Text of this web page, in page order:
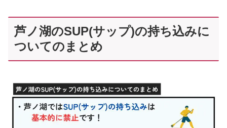
芦ノ湖のSUP(サップ)の持ち込みに
ついてのまとめ